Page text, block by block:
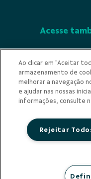
Acesse
Indícios de
Privacidade
Ao clicar em "Aceitar
armazenamento de
melhorar a navegação
e ajudar nas nossas
informações, consulte
Rejeitar